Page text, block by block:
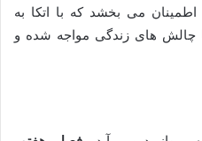
می بخشد که با اتکا به
چالش های زندگی مواجه شده و